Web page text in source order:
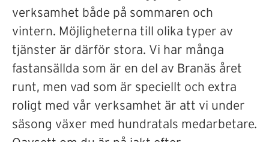
verksamhet både på sommaren och
vintern. Möjligheterna till olika typer av
tjänster är därför stora. Vi har många
fastansällda som är en del av Branäs året
runt, men vad som är speciellt och extra
roligt med vår verksamhet är att vi under
säsong växer med hundratals medarbetare.